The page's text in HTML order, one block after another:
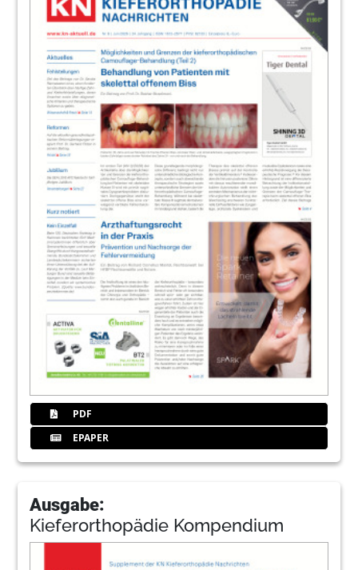
PDF
EPAPER
Ausgabe:
Kieferorthopädie Kompendium